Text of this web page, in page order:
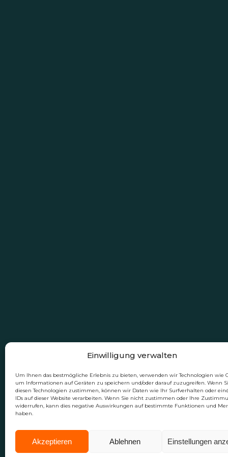
Einwilligung verwalten
Um Ihnen das bestmögliche Erlebnis zu bieten, verwenden wir Technologien wie
um Informationen auf Geräten zu speichern und/oder darauf zuzugreifen. Wenn
diesen Technologien zustimmen, können wir Daten wie Ihr Surfverhalten oder
IDs auf dieser Website verarbeiten. Wenn Sie nicht zustimmen oder Ihre
widerrufen, kann dies negative Auswirkungen auf bestimmte Funktionen und
haben.
Akzeptieren Ablehnen Einstellungen